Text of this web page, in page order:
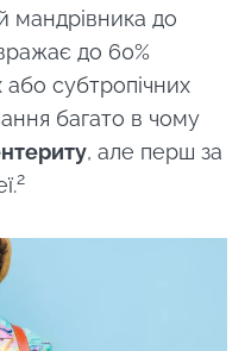
мандрівника до
до 60%
або субтропічних
багато в чому
, але перш за
2